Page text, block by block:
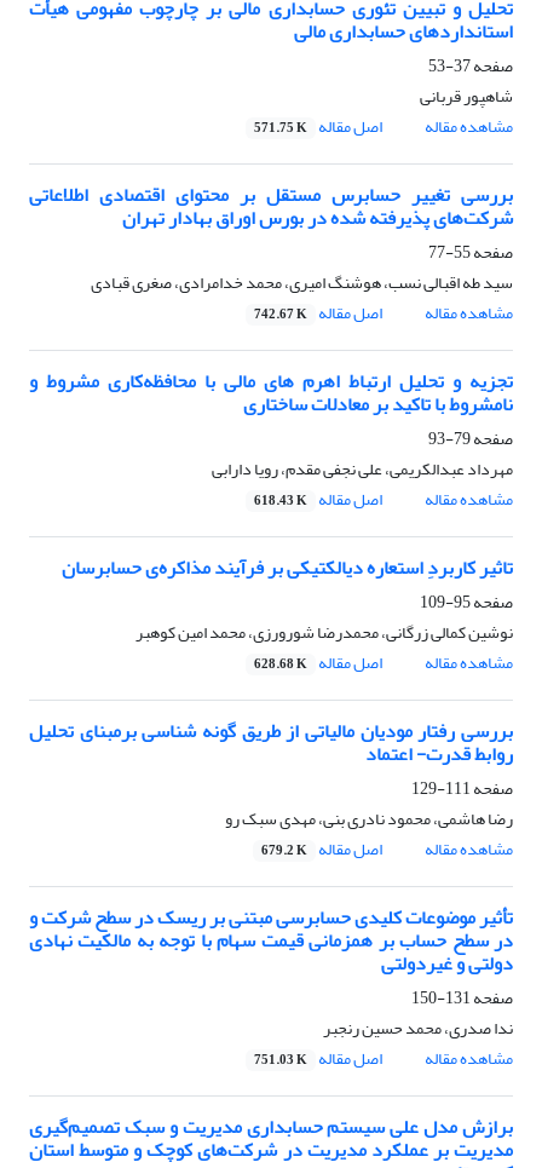
تحلیل و تبیین تئوری حسابداری مالی بر چارچوب مفهومی هیأت
استانداردهای حسابداری مالی
صفحه37-53
شاهپور قربانی
مشاهده مقاله
اصل مقاله 571.75 K
بررسی تغییر حسابرس مستقل بر محتوای اقتصادی اطلاعاتی
شرکت‌های پذیرفته شده در بورس اوراق بهادار تهران
صفحه55-77
سید طه اقبالی نسب، هوشنگ امیری، محمد خدامرادی، صغری قبادی
مشاهده مقاله
اصل مقاله 742.67 K
تجزیه و تحلیل ارتباط اهرم های مالی با محافظه‌کاری مشروط و
نامشروط با تاکید بر معادلات ساختاری
صفحه79-93
مهرداد عبدالکریمی، علی نجفی مقدم، رویا دارابی
مشاهده مقاله
اصل مقاله 618.43 K
تاثیر کاربردِ استعاره دیالکتیکی بر فرآیند مذاکره‌ی حسابرسان
صفحه95-109
نوشین کمالی زرگانی، محمدرضا شورورزی، محمد امین کوهبر
مشاهده مقاله
اصل مقاله 628.68 K
بررسی رفتار مودیان مالیاتی از طریق گونه شناسی برمبنای تحلیل
روابط قدرت- اعتماد
صفحه111-129
رضا هاشمی، محمود نادری بنی، مهدی سبک رو
مشاهده مقاله
اصل مقاله 679.2 K
تأثیر موضوعات کلیدی حسابرسی مبتنی بر ریسک در سطح شرکت و
در سطح حساب بر همزمانی قیمت سهام با توجه به مالکیت نهادی
دولتی و غیردولتی
صفحه131-150
ندا صدری، محمد حسین رنجبر
مشاهده مقاله
اصل مقاله 751.03 K
برازش مدل علی سیستم حسابداری مدیریت و سبک تصمیم‌گیری
مدیریت بر عملکرد مدیریت در شرکت‌های کوچک و متوسط استان